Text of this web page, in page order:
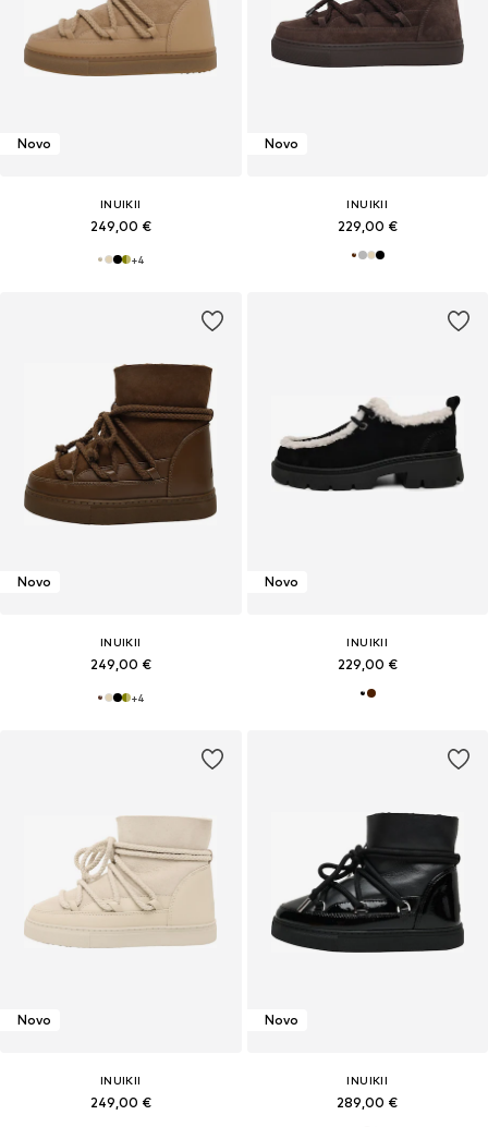
Novo
INUIKII
249,00 €
+4
Novo
INUIKII
229,00 €
Novo
INUIKII
249,00 €
+4
Novo
INUIKII
229,00 €
Novo
INUIKII
249,00 €
Novo
INUIKII
289,00 €